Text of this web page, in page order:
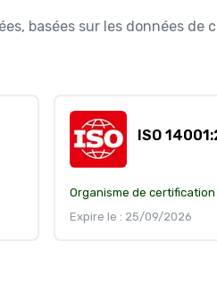
basées sur les données
ISO
Organisme de certification
Expire le : 25/09/2026